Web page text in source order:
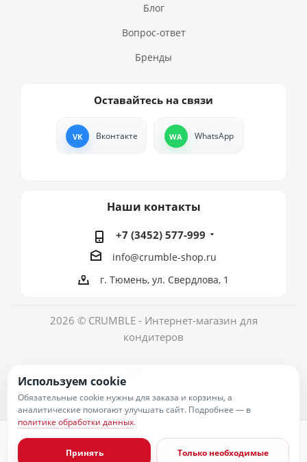
Блог
Вопрос-ответ
Бренды
Оставайтесь на связи
Вконтакте WhatsApp
Наши контакты
+7 (3452) 577-999
info@crumble-shop.ru
г. Тюмень, ул. Свердлова, 1
2026 © CRUMBLE - Интернет-магазин для
кондитеров
Согласие на обработку персональных данных
Публичная оферта
Используем cookie
Обязательные cookie нужны для заказа и корзины, а
аналитические помогают улучшать сайт. Подробнее — в
политике обработки данных.
Принять Только необходимые